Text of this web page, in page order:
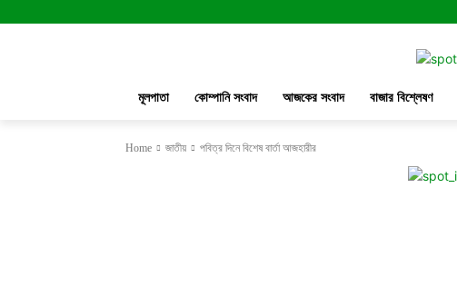
মূলপাতা কোম্পানি সংবাদ আজকের সংবাদ বাজার বিশ্লেষণ
Home জাতীয় পবিত্র দিনে বিশেষ বার্তা আজহারীর